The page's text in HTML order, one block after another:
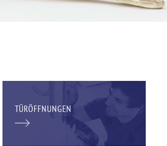
TÜRÖFFNUNGEN